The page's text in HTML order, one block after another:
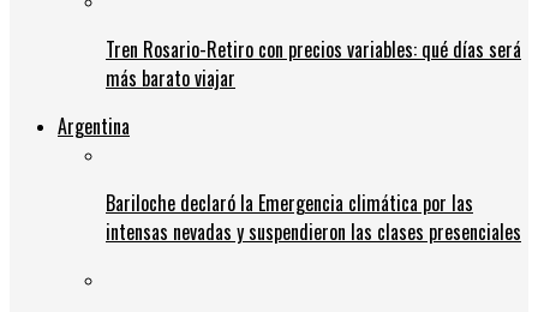
Tren Rosario-Retiro con precios variables: qué días será
más barato viajar
Argentina
Bariloche declaró la Emergencia climática por las
intensas nevadas y suspendieron las clases presenciales